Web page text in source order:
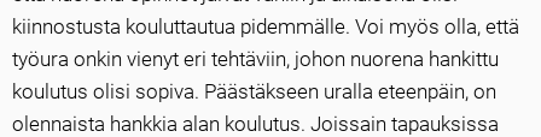
kiinnostusta kouluttautua pidemmälle. Voi myös olla, että
työura onkin vienyt eri tehtäviin, johon nuorena hankittu
koulutus olisi sopiva. Päästäkseen uralla eteenpäin, on
olennaista hankkia alan koulutus. Joissain tapauksissa